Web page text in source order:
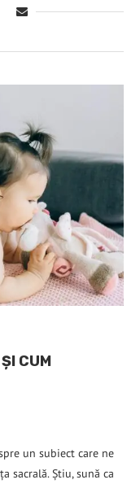
CUM
un subiect care ne
sacrală. Știu, sună ca